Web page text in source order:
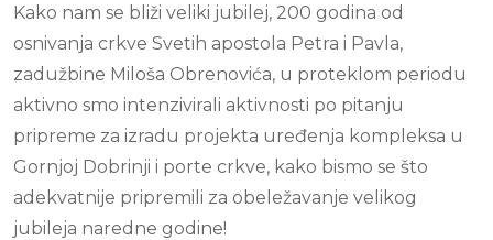
Kako nam se bliži veliki jubilej, 200 godina od
osnivanja crkve Svetih apostola Petra i Pavla,
zadužbine Miloša Obrenovića, u proteklom periodu
aktivno smo intenzivirali aktivnosti po pitanju
pripreme za izradu projekta uređenja kompleksa u
Gornjoj Dobrinji i porte crkve, kako bismo se što
adekvatnije pripremili za obeležavanje velikog
jubileja naredne godine!